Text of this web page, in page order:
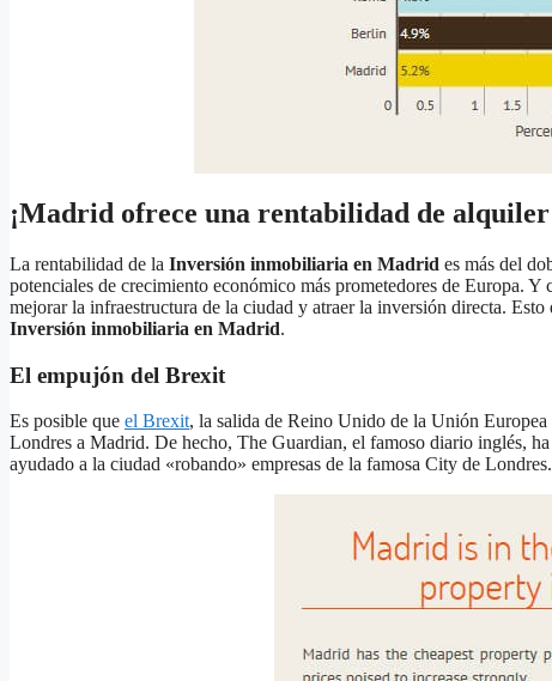
¡Madrid ofrece una rentabilidad de
La rentabilidad de la Inversión inmobiliaria en Madrid es más del
potenciales de crecimiento económico más prometedores de Europa.
mejorar la infraestructura de la ciudad y atraer la inversión directa.
Inversión inmobiliaria en Madrid.
El empujón del Brexit
Es posible que el Brexit, la salida de Reino Unido de la Unión Europea
Londres a Madrid. De hecho, The Guardian, el famoso diario inglés,
ayudado a la ciudad «robando» empresas de la famosa City de Londres.